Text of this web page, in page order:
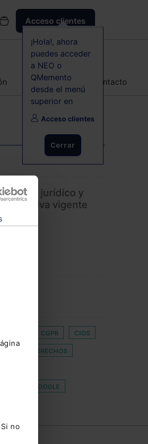
no
Acceso clientes
¡Hola!, ahora
puedes acceder
a NEO o
QMemento
desde el menú
superior en
Acceso clientes
Cerrar
Agenda Contacto
análisis jurídico y
normativa vigente
CGPR CIOS
DE DERECHOS
TASA GOOGLE